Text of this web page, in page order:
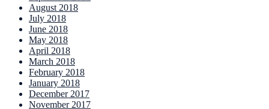
August 2018
July 2018
June 2018
May 2018
April 2018
March 2018
February 2018
January 2018
December 2017
November 2017